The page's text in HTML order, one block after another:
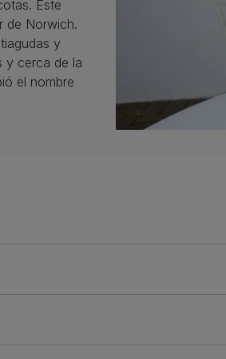
Este
de Norwich.
y
y cerca de la
el nombre